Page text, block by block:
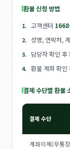
환불 신청 방법
고객센터
성명, 연락처,
담당자 확인
환불 계좌 확인
결제 수단별 환불
결제 수단
계좌이체(무통